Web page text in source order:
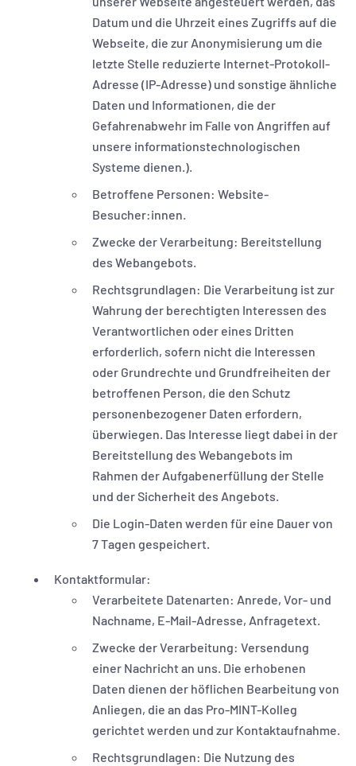
Datum und die Uhrzeit eines Zugriffs auf die
Webseite, die zur Anonymisierung um die
letzte Stelle reduzierte Internet-Protokoll-
Adresse (IP-Adresse) und sonstige ähnliche
Daten und Informationen, die der
Gefahrenabwehr im Falle von Angriffen auf
unsere informationstechnologischen
Systeme dienen.).
Betroffene Personen: Website-
Besucher:innen.
Zwecke der Verarbeitung: Bereitstellung
des Webangebots.
Rechtsgrundlagen: Die Verarbeitung ist zur
Wahrung der berechtigten Interessen des
Verantwortlichen oder eines Dritten
erforderlich, sofern nicht die Interessen
oder Grundrechte und Grundfreiheiten der
betroffenen Person, die den Schutz
personenbezogener Daten erfordern,
überwiegen. Das Interesse liegt dabei in der
Bereitstellung des Webangebots im
Rahmen der Aufgabenerfüllung der Stelle
und der Sicherheit des Angebots.
Die Login-Daten werden für eine Dauer von
7 Tagen gespeichert.
Kontaktformular:
Verarbeitete Datenarten: Anrede, Vor- und
Nachname, E‑Mail-Adresse, Anfragetext.
Zwecke der Verarbeitung: Versendung
einer Nachricht an uns. Die erhobenen
Daten dienen der höflichen Bearbeitung von
Anliegen, die an das Pro-MINT-Kolleg
gerichtet werden und zur Kontaktaufnahme.
Rechtsgrundlagen: Die Nutzung des